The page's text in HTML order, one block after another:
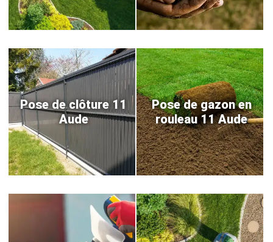
Pose de clôture 11
Aude
Pose de gazon en
rouleau 11 Aude